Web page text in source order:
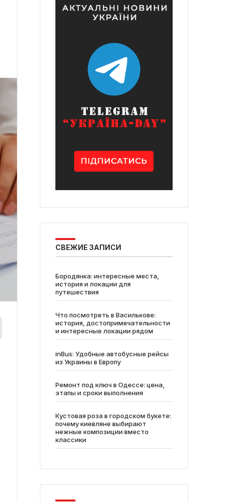
СВЕЖИЕ ЗАПИСИ
Бородянка: интересные места,
история и локации для
путешествия
Что посмотреть в Василькове:
история, достопримечательности
и интересные локации рядом
inBus: Удобные автобусные рейсы
из Украины в Европу
Ремонт под ключ в Одессе: цена,
этапы и сроки выполнения
Кустовая роза в городском букете:
почему киевляне выбирают
нежные композиции вместо
классики